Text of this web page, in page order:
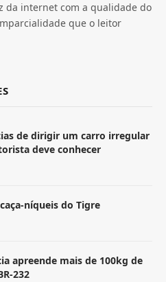
da internet com a qualidade do
que o leitor
de dirigir um carro irregular
deve conhecer
níqueis do Tigre
apreende mais de 100kg de
232